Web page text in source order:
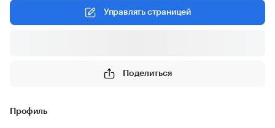
Управлять страницей
Поделиться
Профиль